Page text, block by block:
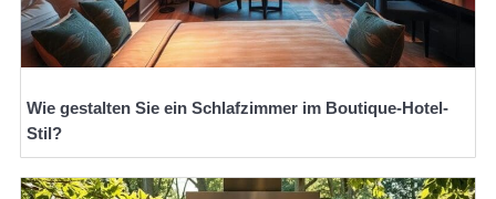
Wie gestalten Sie ein Schlafzimmer im Boutique-Hotel-
Stil?